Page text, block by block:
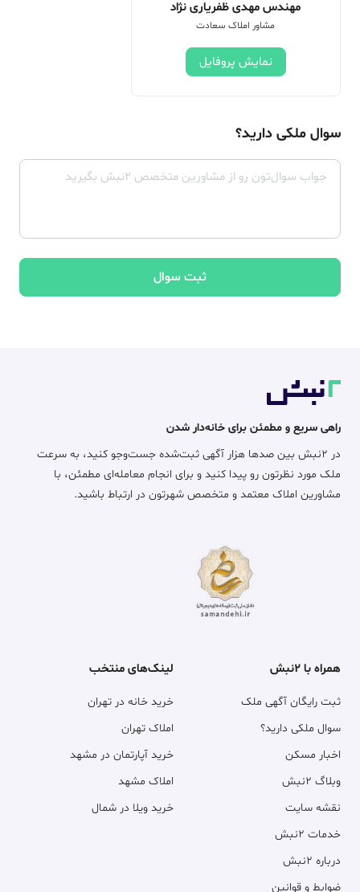
مهندس مهدی ظفریاری نژاد
مشاور املاک سعادت
نمایش پروفایل
سوال ملکی دارید؟
ثبت سوال
راهی سریع و مطمئن برای خانه‌دار شدن
در ۲نبش بین صدها هزار آگهی ثبت‌شده جست‌وجو کنید، به سرعت
ملک مورد نظرتون رو پیدا کنید و برای انجام معامله‌ای مطمئن، با
مشاورین املاک معتمد و متخصص شهرتون در ارتباط باشید.
همراه با ۲نبش
ثبت رایگان آگهی ملک
سوال ملکی دارید؟
اخبار مسکن
وبلاگ ۲نبش
نقشه سایت
خدمات ۲نبش
درباره ۲نبش
ضوابط و قوانین
لینک‌های منتخب
خرید خانه در تهران
املاک تهران
خرید آپارتمان در مشهد
املاک مشهد
خرید ویلا در شمال